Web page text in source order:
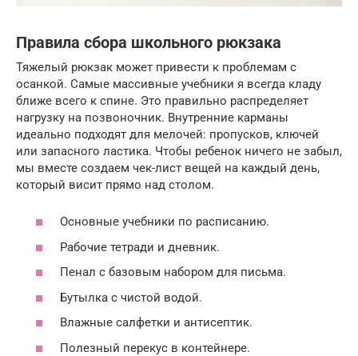
Правила сбора школьного рюкзака
Тяжелый рюкзак может привести к проблемам с
осанкой. Самые массивные учебники я всегда кладу
ближе всего к спине. Это правильно распределяет
нагрузку на позвоночник. Внутренние карманы
идеально подходят для мелочей: пропусков, ключей
или запасного ластика. Чтобы ребенок ничего не забыл,
мы вместе создаем чек-лист вещей на каждый день,
который висит прямо над столом.
Основные учебники по расписанию.
Рабочие тетради и дневник.
Пенал с базовым набором для письма.
Бутылка с чистой водой.
Влажные салфетки и антисептик.
Полезный перекус в контейнере.